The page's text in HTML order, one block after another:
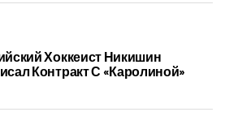
Хоккеист Никишин
Контракт С «Каролиной»